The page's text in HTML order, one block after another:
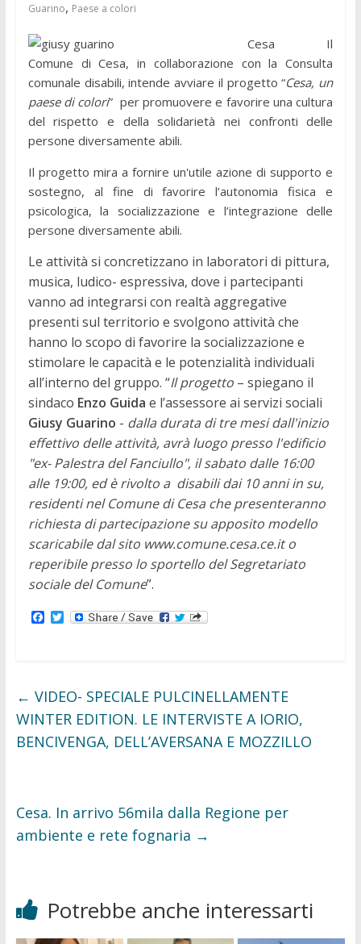
Guarino, Paese a colori
Cesa Il
Comune di Cesa, in collaborazione con la Consulta
comunale disabili, intende avviare il progetto “Cesa, un
paese di colori” per promuovere e favorire una cultura
del rispetto e della solidarietà nei confronti delle
persone diversamente abili.
Il progetto mira a fornire un'utile azione di supporto e
sostegno, al fine di favorire l’autonomia fisica e
psicologica, la socializzazione e l’integrazione delle
persone diversamente abili.
Le attività si concretizzano in laboratori di pittura,
musica, ludico- espressiva, dove i partecipanti
vanno ad integrarsi con realtà aggregative
presenti sul territorio e svolgono attività che
hanno lo scopo di favorire la socializzazione e
stimolare le capacità e le potenzialità individuali
all’interno del gruppo. “Il progetto– spiegano il
sindaco Enzo Guida e l’assessore ai servizi sociali
Giusy Guarino - dalla durata di tre mesi dall'inizio
effettivo delle attività, avrà luogo presso l'edificio
"ex- Palestra del Fanciullo", il sabato dalle 16:00
alle 19:00, ed è rivolto a disabili dai 10 anni in su,
residenti nel Comune di Cesa che presenteranno
richiesta di partecipazione su apposito modello
scaricabile dal sito www.comune.cesa.ce.it o
reperibile presso lo sportello del Segretariato
sociale del Comune”.
F
o
k
T
r
← VIDEO- SPECIALE PULCINELLAMENTE
WINTER EDITION. LE INTERVISTE A IORIO,
BENCIVENGA, DELL’AVERSANA E MOZZILLO
Cesa. In arrivo 56mila dalla Regione per
ambiente e rete fognaria →
Potrebbe anche interessarti